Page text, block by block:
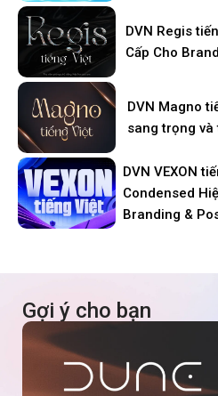
DVN Regis
Cấp Cho
DVN Magno
sang trọng
DVN VEXON
Condensed
Branding &
Gợi ý cho bạn